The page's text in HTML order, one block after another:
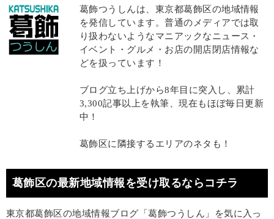
葛飾つうしんは、東京都葛飾区の地域情報
を発信しています。普通のメディアでは取
り扱わないようなマニアックなニュース・
イベント・グルメ・お店の開店閉店情報な
どを扱っています！
ブログ立ち上げから8年目に突入し、累計
3,300記事以上を執筆、現在もほぼ毎日更新
中！
葛飾区に隣接するエリアのネタも！
葛飾区の最新地域情報を受け取るならコチラ
東京都葛飾区の地域情報ブログ「葛飾つうしん」を気に入っ